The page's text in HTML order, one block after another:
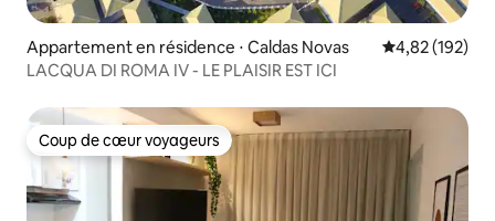
Appartement en résidence ⋅ Caldas Novas Évaluation
4,82 (192)
LACQUA DI ROMA IV - LE PLAISIR EST ICI
Coup de cœur voyageurs
Coup de cœur voyageurs